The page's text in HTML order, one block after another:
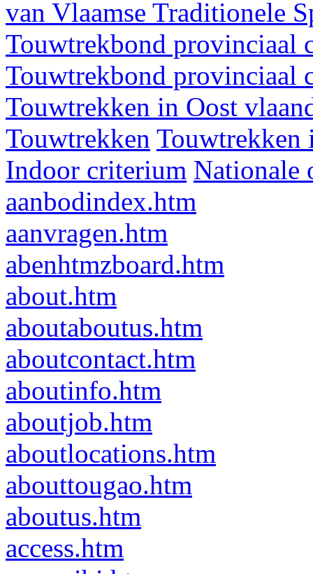
van Vlaamse Traditionele
Touwtrekbond provinciaal
Touwtrekbond provinciaal
Touwtrekken in Oost
Touwtrekken Touwtrekken
Indoor criterium Nationale
aanbodindex.htm
aanvragen.htm
abenhtmzboard.htm
about.htm
aboutaboutus.htm
aboutcontact.htm
aboutinfo.htm
aboutjob.htm
aboutlocations.htm
abouttougao.htm
aboutus.htm
access.htm